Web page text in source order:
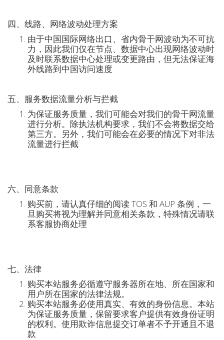
四、线路、网络波动处理方案
由于中国国际网络出口、省内骨干网波动为不可抗
力，因此我们仅在节点、数据中心出现网络波动时
及时联系数据中心处理或变更路由，但无法保证海
外线路到中国访问速度
五、服务数据流量分析与拦截
为保证服务质量，我们可能会对我们的骨干网流量
进行分析。除执法机构要求，我们不会将数据交给
第三方。另外，我们可能会在必要的情况下对非法
流量进行拦截
六、同意条款
购买前，请认真仔细的阅读 TOS 和 AUP 条例，一
旦购买将视为理解并同意相关条款，特殊情况请联
系客服协商处理
七、法律
购买本站服务必循遵守服务器所在地、所在国家和
用户所在国家的法律法规。
购买本站服务必使用真实、有效的身份信息。本站
为保证服务质量，保留要求客户提供有效身份证明
的权利。使用欺诈信息提交订单者不予开通且不退
款